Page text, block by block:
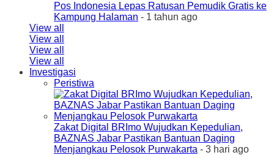
Pos Indonesia Lepas Ratusan Pemudik Gratis ke
Kampung Halaman - 1 tahun ago
View all
View all
View all
View all
Investigasi
Peristiwa
Zakat Digital BRImo Wujudkan Kepedulian,
BAZNAS Jabar Pastikan Bantuan Daging
Menjangkau Pelosok Purwakarta - 3 hari ago